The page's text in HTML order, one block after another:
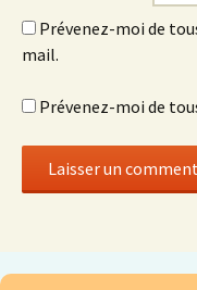
Prévenez-moi de
mail.
Prévenez-moi de